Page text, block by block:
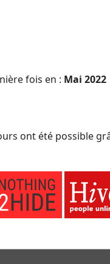
fois en : Mai 2022
ont été possible